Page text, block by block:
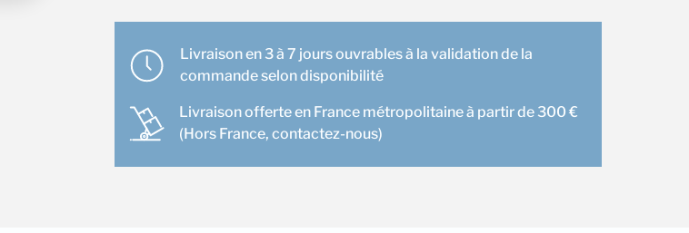
Mobile
Livraison en 3 à 7 jours ouvrables à la validation de la
commande selon disponibilité
Livraison offerte en France métropolitaine à partir de 300 €
(Hors France, contactez-nous)